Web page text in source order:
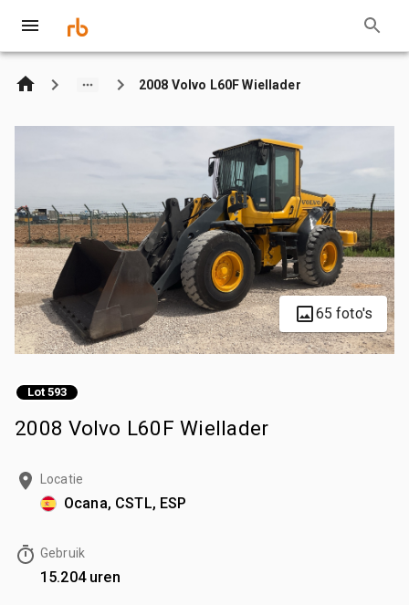
2008 Volvo L60F Wiellader
65 foto's
Lot 593
2008 Volvo L60F Wiellader
Locatie
Ocana, CSTL, ESP
Gebruik
15.204 uren